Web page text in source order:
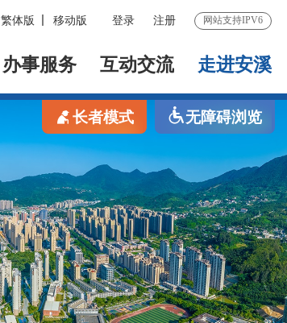
繁体版 移动版 登录 注册 网站支持IPV6
办事服务 互动交流 走进安溪
长者模式 无障碍浏览